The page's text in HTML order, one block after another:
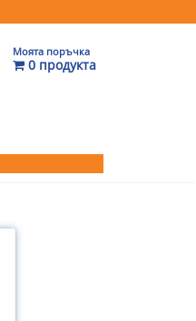
Моята поръчка
0 продукта